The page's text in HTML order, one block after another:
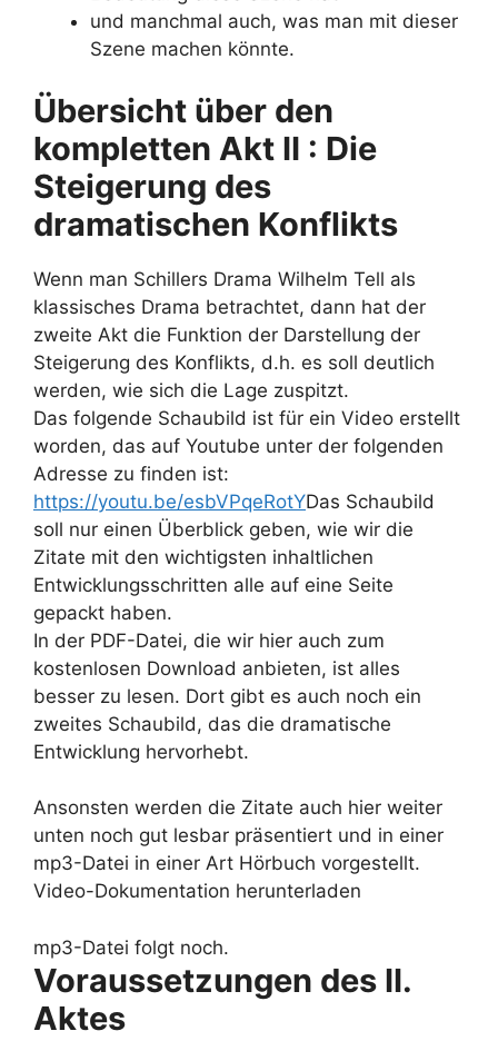
und manchmal auch, was man mit dieser
Szene machen könnte.
Übersicht über den
kompletten Akt II : Die
Steigerung des
dramatischen Konflikts
Wenn man Schillers Drama Wilhelm Tell als
klassisches Drama betrachtet, dann hat der
zweite Akt die Funktion der Darstellung der
Steigerung des Konflikts, d.h. es soll deutlich
werden, wie sich die Lage zuspitzt.
Das folgende Schaubild ist für ein Video erstellt
worden, das auf Youtube unter der folgenden
Adresse zu finden ist:
https://youtu.be/esbVPqeRotYDas Schaubild
soll nur einen Überblick geben, wie wir die
Zitate mit den wichtigsten inhaltlichen
Entwicklungsschritten alle auf eine Seite
gepackt haben.
In der PDF-Datei, die wir hier auch zum
kostenlosen Download anbieten, ist alles
besser zu lesen. Dort gibt es auch noch ein
zweites Schaubild, das die dramatische
Entwicklung hervorhebt.
Ansonsten werden die Zitate auch hier weiter
unten noch gut lesbar präsentiert und in einer
mp3-Datei in einer Art Hörbuch vorgestellt.
Video-Dokumentation herunterladen
mp3-Datei folgt noch.
Voraussetzungen des II.
Aktes